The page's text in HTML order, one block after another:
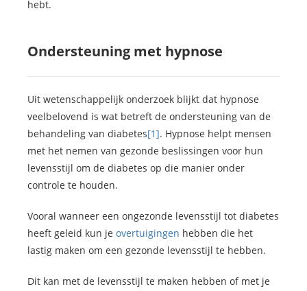
hebt.
Ondersteuning met hypnose
Uit wetenschappelijk onderzoek blijkt dat hypnose
veelbelovend is wat betreft de ondersteuning van de
behandeling van diabetes[1]. Hypnose helpt mensen
met het nemen van gezonde beslissingen voor hun
levensstijl om de diabetes op die manier onder
controle te houden.
Vooral wanneer een ongezonde levensstijl tot diabetes
heeft geleid kun je overtuigingen hebben die het
lastig maken om een gezonde levensstijl te hebben.
Dit kan met de levensstijl te maken hebben of met je